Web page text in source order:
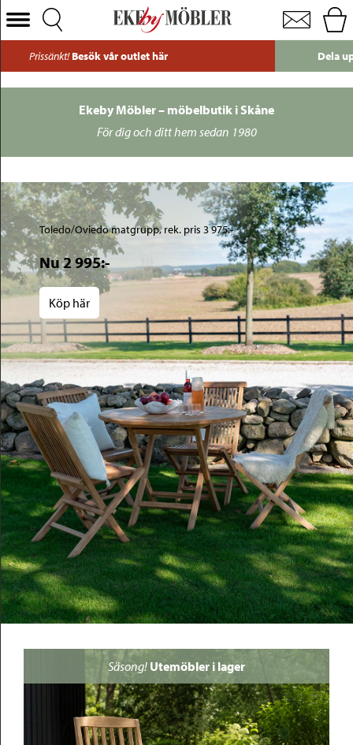
Ekeby Möbler: Möbelvaruhus i Helsingborg Skåne - Ekeby Möbler
Välj Kategori
Soffor
Fåtöljer
Förvaring
Inredning
Mattor
Belysning
Utemöbler
Varumärken
Outlet
Dela upp din betalning med Resurs – räntefria alternativ
Ekeby Möbler – möbelbutik i Skåne
För dig och ditt hem sedan 1980
Toledo/Oviedo matgrupp, rek. pris 3 975:-
Nu 2 995:-
Köp här
Säsong! Utemöbler i lager